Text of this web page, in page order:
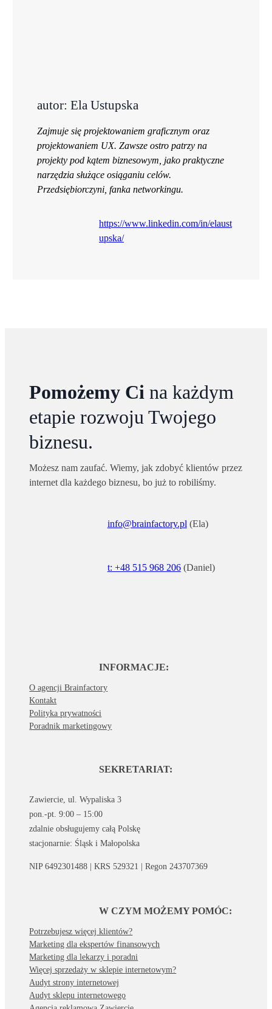
autor: Ela Ustupska
Zajmuje się projektowaniem graficznym oraz
projektowaniem UX. Zawsze ostro patrzy na
projekty pod kątem biznesowym, jako praktyczne
narzędzia służące osiąganiu celów.
Przedsiębiorczyni, fanka networkingu.
https://www.linkedin.com/in/elaust
upska/
Pomożemy Ci na każdym
etapie rozwoju Twojego
biznesu.
Możesz nam zaufać. Wiemy, jak zdobyć klientów przez
internet dla każdego biznesu, bo już to robiliśmy.
info@brainfactory.pl (Ela)
t: +48 515 968 206(Daniel)
INFORMACJE:
O agencji Brainfactory
Kontakt
Polityka prywatności
Poradnik marketingowy
SEKRETARIAT:
Zawiercie, ul. Wypaliska 3
pon.-pt. 9:00 – 15:00
zdalnie obsługujemy całą Polskę
stacjonarnie: Śląsk i Małopolska
NIP 6492301488 | KRS 529321 | Regon 243707369
W CZYM MOŻEMY POMÓC:
Potrzebujesz więcej klientów?
Marketing dla ekspertów finansowych
Marketing dla lekarzy i poradni
Więcej sprzedaży w sklepie internetowym?
Audyt strony internetowej
Audyt sklepu internetowego